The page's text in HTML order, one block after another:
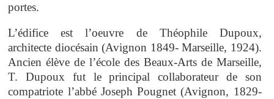
portes.
L’édifice est l’oeuvre de Théophile Dupoux,
architecte diocésain (Avignon 1849- Marseille, 1924).
Ancien élève de l’école des Beaux-Arts de Marseille,
T. Dupoux fut le principal collaborateur de son
compatriote l’abbé Joseph Pougnet (Avignon, 1829-